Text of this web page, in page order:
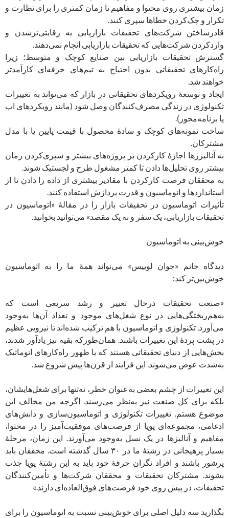
زمان بیشتری روی محتوا و مفاهیم تا زمان کمتری را برای نظارت و
تکرار و چک‌کردن خطاها سپری ‌کنند.
قادرساختن شرکت‌های تحقیقات بازاریابی به رقابتی‌ترشدن و
وارد‌کردن شرکت‌هایی که تحقیقات بازاریابی انجام نمی‌دهند.
گسترش تحقیقات بازاریابی بین صنایع کوچک و متوسط؛ زیرا
راه‌کارهای تحقیقاتی بدون احتیاج به تیم‌های حرفه‌ای کارآمد‌تر
خواهند شد.
ایجاد و توسعۀ رویکردهای تحقیقاتی در بازار که می‌تواند به تغییرات
تکنولوژی در زندگی مصرف‌کنندگان وصل شود (مانند رویکردهای اپ
یا برنامه‌محور).
ساخت نمونه‌های کوچک و سادۀ محصول با قیمت پایین یا با مدل
مشترکان.
به آنالیزرها اجازۀ کارکردن بر پروژه‌های بیشتر و سپری‌کردن زمان
بیشتر روی تحلیل‌ها دادن تا کمتر مشغول طرح و لجستیک شوند.
به محققان فرصت کارکردن با مقادیر بیشتری از داده را دادن تا از
استانداردها و اتوماسیون و قدرت پردازش استفاده کنند.
تأثیرات اتوماسیون در تحقیقات بازار را در مقالۀ «اتوماسیون در
تحقیقات بازاریابی، یک سفر و نه یک مقصد» می‌توانید بخوانید.
خوش‌بینی به اتوماسیون
دیدگاه خانم «جوان لوییس» می‌تواند همۀ ما را به اتوماسیون
خوش‌بین‌تر کند:
«صنعت تحقیقات درحال تغییر و رشد سریعی است که
به‌هم‌ریختگی‌هایی در نوع شغل‌های موجود و تعداد آن‌ها به‌وجود
می‌آورد. تکنولوژی و اتوماسیون با هم ترکیب شده‌اند تا نیرویی عظیم
در پشت پردۀ این تغییرات باشند. همان‌طور‌که بقیه نیز یادآور شدند،
بخش‌هایی از دنیای تحقیقاتی هستند که با ظهور راه‌کارهای اتوماتیک
به‌شدت عوض می‌شوند. این فرایند از قرن‌ها پیش شروع شد.
این تغییرات از چشم بعضی به‌عنوان خطر، نه‌تنها برای شغل‌هایشان،
بلکه برای کل صنعت نیز به‌نظر می‌رسند. اگرچه من مخالف این
موضوع هستم. تغییرات تکنولوژی و اتوماسیون‌سازی و دانش‌های
ادغامی، مجموعه‌ای پویا از فرصت‌های موفقیت‌آمیز را در محتوا،
مفاهیم و آنالیزها در یک نسل به‌وجود می‌آورند. این زمان، مرحلۀ
بسیار پرهیجانی در رشتۀ ما در ۳۰ سال گذشته است. محققان باید
پرشور باشند و افراد نگران حرفۀ خود باید به این رشتۀ پویا جذب
بشوند. مشترکان تحقیقات و محققان شرکت‌ها و تأمین‌کنندگان
تحقیقات، در پیش روی خود فرصت‌های فوق‌العاده‌ای دارند.»
بگذارید سه دلیل اصلی برای خوش‌بینی نسبت به اتوماسیون را برای